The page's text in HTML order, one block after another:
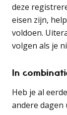
deze
eisen zijn,
voldoen.
volgen als je
In
Heb je al
andere dagen